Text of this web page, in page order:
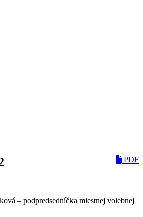
PDF
– podpredsedníčka miestnej volebnej